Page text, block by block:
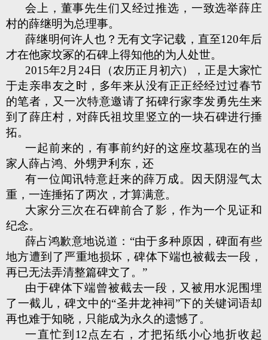
会上，董事先生们又经过推选，一致选举薛庄
村的薛继明为总理事。
薛继明何许人也？无有文字记载，直至120年后
才在他家坟冢的石碑上得知他的为人处世。
2015年2月24日（农历正月初六），正是大家忙
于走亲串友之时，多年来从没有正正经经过过春节
的笔者，又一次特意邀请了拓碑行家李发勇先生来
到了薛庄村，对薛氏祖坟里竖立的一块石碑进行捶
拓。
一起前来的，有事前约好的这座坟墓现在的当
家人薛占鸿、外甥尹利东，还
有一位闻讯特意赶来的薛万成。因天阴湿气太
重，一连捶拓了两次，才算满意。
大家分三次在石碑前合了影，作为一个见证和
纪念。
薛占鸿歉意地说道：“由于多种原因，碑面有些
地方遭到了严重地损坏，碑体下端也被截去一段，
再已无法弄清整篇碑文了。”
由于碑体下端曾被截去一段，又被用水泥围埋
了一截儿，碑文中的“圣井龙神祠”下的关键词语却
再也难于知晓，只能成为永久的遗憾了。
一直忙到12点左右，才把拓纸小心地折收起